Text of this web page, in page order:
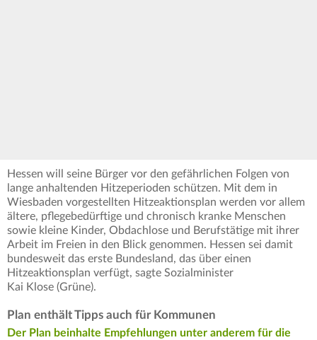
Hessen will seine Bürger vor den gefährlichen Folgen von
lange anhaltenden Hitzeperioden schützen. Mit dem in
Wiesbaden vorgestellten Hitzeaktionsplan werden vor allem
ältere, pflegebedürftige und chronisch kranke Menschen
sowie kleine Kinder, Obdachlose und Berufstätige mit ihrer
Arbeit im Freien in den Blick genommen. Hessen sei damit
bundesweit das erste Bundesland, das über einen
Hitzeaktionsplan verfügt, sagte Sozialminister
Kai Klose (Grüne).
Plan enthält Tipps auch für Kommunen
Der Plan beinhalte Empfehlungen unter anderem für die